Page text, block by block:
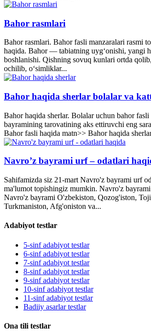
Bahor rasmlari
Bahor rasmlari. Bahor fasli manzaralari rasmi
haqida. Bahor — tabiatning uyg‘onishi, yangi
boshlanishi. Qishning sovuq kunlari ortda
ochilib, o‘simliklar...
Bahor haqida sherlar bolalar va
Bahor haqida sherlar. Bolalar uchun bahor fasli
bayramining tarovatining aks ettiruvchi eng
Bahor fasli haqida matn>> Bahor haqida
Navro’z bayrami urf – odatlari
Sahifamizda siz 21-mart Navro'z bayrami urf
ma'lumot topishingiz mumkin. Navro'z
Navro'z bayrami O'zbekiston, Qozog'iston,
Turkmaniston, Afg'oniston va...
Adabiyot testlar
5-sinf adabiyot testlar
6-sinf adabiyot testlar
7-sinf adabiyot testlar
8-sinf adabiyot testlar
9-sinf adabiyot testlar
10-sinf adabiyot testlar
11-sinf adabiyot testlar
Badiiy asarlar testlar
Ona tili testlar